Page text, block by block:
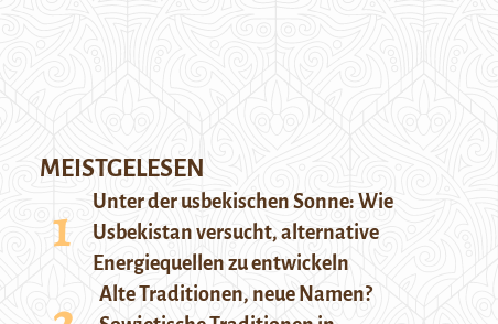
MEISTGELESEN
Unter der usbekischen Sonne: Wie
Usbekistan versucht, alternative
Energiequellen zu entwickeln
Alte Traditionen, neue Namen?